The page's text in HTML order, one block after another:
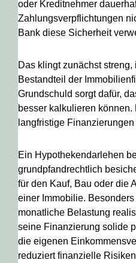
oder Kreditnehmer
Zahlungsverpflichtungen
Bank diese Sicherheit
Das klingt zunächst
Bestandteil der
Grundschuld sorgt dafür,
besser kalkulieren können.
langfristige
Ein Hypothekendarlehen
grundpfandrechtlich
für den Kauf, Bau oder die
einer Immobilie.
monatliche Belastung
seine Finanzierung solide
die eigenen
reduziert finanzielle